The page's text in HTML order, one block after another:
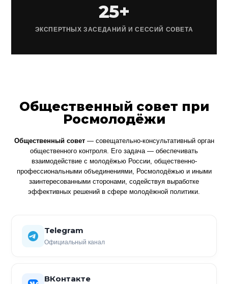
25+
ЭКСПЕРТНЫХ ЗАСЕДАНИЙ И СЕССИЙ СОВЕТА
Общественный совет при
Росмолодёжи
Общественный совет— совещательно-консультативный орган
общественного контроля. Его задача — обеспечивать
взаимодействие с молодёжью России, общественно-
профессиональными объединениями, Росмолодёжью и иными
заинтересованными сторонами, содействуя выработке
эффективных решений в сфере молодёжной политики.
Telegram
Официальный канал
ВКонтакте